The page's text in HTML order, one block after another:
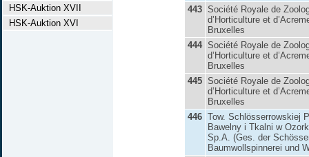
HSK-Auktion XVII
HSK-Auktion XVI
443 Société Royale de
d’Horticulture et
Bruxelles
444 Société Royale de
d’Horticulture et
Bruxelles
445 Société Royale de
d’Horticulture et
Bruxelles
446 Tow. Schlösserrowskiej
Bawelny i Tkalni w
Sp.A. (Ges. der
Baumwollspinnerei und